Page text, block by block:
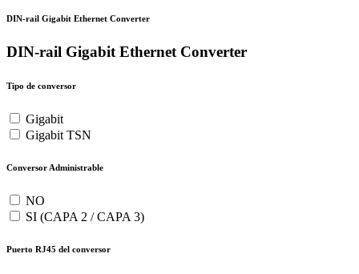
DIN-rail Gigabit Ethernet Converter
DIN-rail Gigabit Ethernet Converter
Tipo de conversor
Gigabit
Gigabit TSN
Conversor Administrable
NO
SI (CAPA 2 / CAPA 3)
Puerto RJ45 del conversor